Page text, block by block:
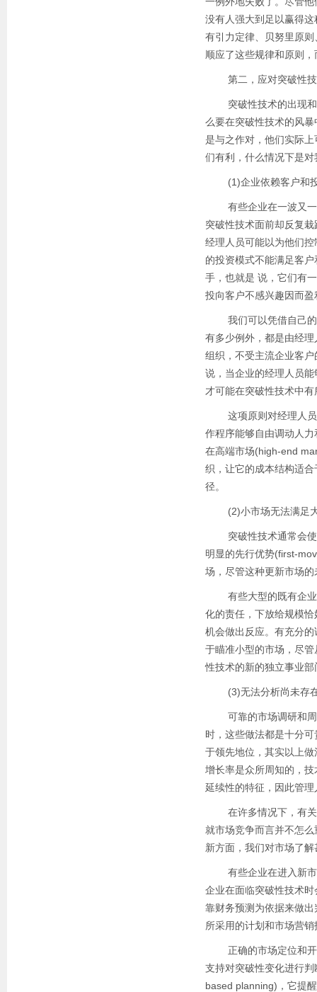
没有人强大到足以赢得
有引力定律、贝努里原
顺应了这些规律和原则
第二，应对突破性技
突破性技术的出现和
么要在突破性技术的风
是与之作对，他们实际
们有利，什么情况下是
(1)企业依赖客户和投
有些企业在一波又一
突破性技术面前却反复
经理人员可能以为他们
的投资模式不能满足客
手，也就是 说，它们有
投向客户不感兴趣因而
我们可以凭借自己的
有多少例外，都是由经
组织，不受主流企业客
说，当企业的经理人员
才可能在突破性技术中有
这项原则对经理人员
作程序能够自由调动人
在高端市场(high-end
织，让它的成本结构适
径。
(2)小市场无法满足大
突破性技术通常会使
明显的先行优势(first-
场，尽管这种更新市场
有些大型的既有企业
化的责任，下放给规模
机会做出反应。有充分
于瞄准小型的市场，尽
性技术的新的独立事业
(3)无法分析尚未存
可靠的市场调研和周
时，这些做法都是十分
于领先地位，其实以上
增长率是众所周知的，
延续性的特征，因此管
在许多情况下，有关
就市场竞争而言并不怎
新方面，我们对市场了
有些企业在进入新市
企业在面临突破性技术
靠财务预测为依据来做
所采用的计划和市场营
正确的市场定位和开
支持对突破性变化进行
based planning)，它提